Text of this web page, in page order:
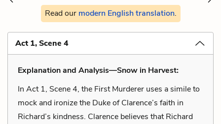
Read our modern English translation.
Act 1, Scene 4
Explanation and Analysis—Snow in Harvest:
In Act 1, Scene 4, the First Murderer uses a simile to
mock and ironize the Duke of Clarence’s faith in
Richard’s kindness. Clarence believes that Richard